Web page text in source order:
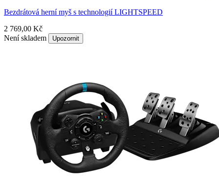
Bezdrátová herní myš s technologií LIGHTSPEED
2 769,00 Kč
Není skladem
Upozornit